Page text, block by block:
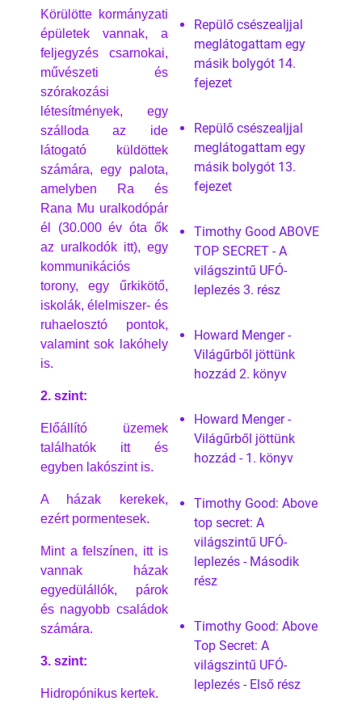
Körülötte kormányzati
épületek vannak, a
feljegyzés csarnokai,
művészeti és
szórakozási
létesítmények, egy
szálloda az ide
látogató küldöttek
számára, egy palota,
amelyben Ra és
Rana Mu uralkodópár
él (30.000 év óta ők
az uralkodók itt), egy
kommunikációs
torony, egy űrkikötő,
iskolák, élelmiszer- és
ruhaelosztó pontok,
valamint sok lakóhely
is.
2. szint:
Előállító üzemek
találhatók itt és
egyben lakószint is.
A házak kerekek,
ezért pormentesek.
Mint a felszínen, itt is
vannak házak
egyedülállók, párok
és nagyobb családok
számára.
3. szint:
Hidropónikus kertek.
Repülő csészealjjal
meglátogattam egy
másik bolygót 14.
fejezet
Repülő csészealjjal
meglátogattam egy
másik bolygót 13.
fejezet
Timothy Good ABOVE
TOP SECRET - A
világszintű UFÓ-
leplezés 3. rész
Howard Menger -
Világűrből jöttünk
hozzád 2. könyv
Howard Menger -
Világűrből jöttünk
hozzád - 1. könyv
Timothy Good: Above
top secret: A
világszintű UFÓ-
leplezés - Második
rész
Timothy Good: Above
Top Secret: A
világszintű UFÓ-
leplezés - Első rész